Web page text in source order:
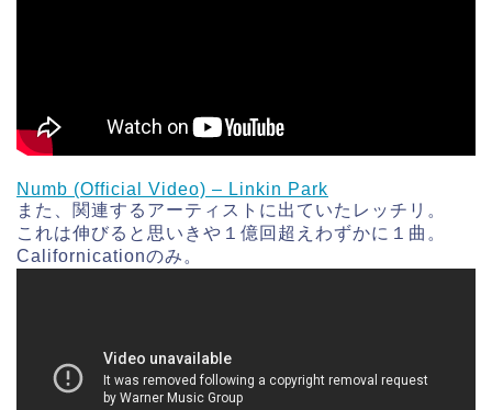
Numb (Official Video) – Linkin Park
また、関連するアーティストに出ていたレッチリ。
これは伸びると思いきや１億回超えわずかに１曲。
Californicationのみ。